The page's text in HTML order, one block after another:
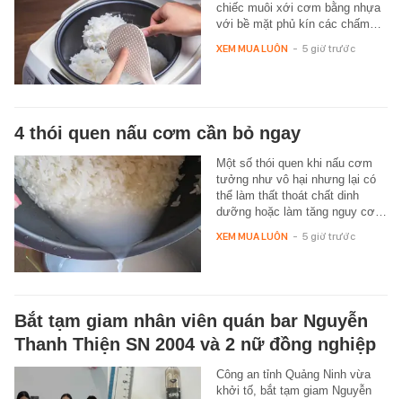
chiếc muôi xới cơm bằng nhựa
với bề mặt phủ kín các chấm…
XEM MUA LUÔN - 5 giờ trước
4 thói quen nấu cơm cần bỏ ngay
Một số thói quen khi nấu cơm
tưởng như vô hại nhưng lại có
thể làm thất thoát chất dinh
dưỡng hoặc làm tăng nguy cơ…
XEM MUA LUÔN - 5 giờ trước
Bắt tạm giam nhân viên quán bar Nguyễn
Thanh Thiện SN 2004 và 2 nữ đồng nghiệp
Công an tỉnh Quảng Ninh vừa
khởi tố, bắt tạm giam Nguyễn